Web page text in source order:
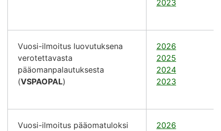
2023
Vuosi-ilmoitus luovutuksena
verotettavasta
pääomanpalautuksesta
(VSPAOPAL)
2026
2025
2024
2023
Vuosi-ilmoitus pääomatuloksi
2026